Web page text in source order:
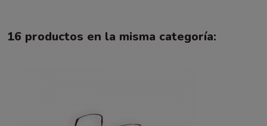
16 productos en la misma categoría: